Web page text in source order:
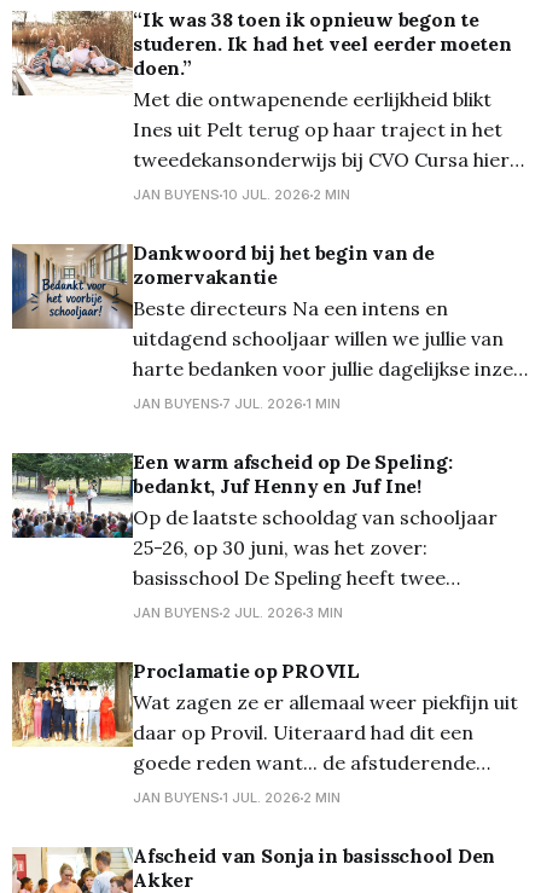
“Ik was 38 toen ik opnieuw begon te
studeren. Ik had het veel eerder moeten
doen.”
Met die ontwapenende eerlijkheid blikt
Ines uit Pelt terug op haar traject in het
tweedekansonderwijs bij CVO Cursa hier
in Lommel. Na een heupoperatie zat ze
invaliditeit, maar vooral: te ambitieus om
stil te blijven staan. “Ik wilde meer met
mijn leven dan thuis
JAN BUYENS 10 JUL. 2026 2 MIN
Dankwoord bij het begin van de
zomervakantie
Beste directeurs Na een intens en
uitdagend schooljaar willen we jullie van
harte bedanken voor jullie dagelijkse inzet,
professionaliteit en onvermoeibaar
elke dag talloze bordjes tegelijk in de
lucht. Jullie geven richting, ondersteunen
jullie teams, begeleiden leerlingen, lossen
problemen op en bouwen samen met alle
JAN BUYENS 7 JUL. 2026 1 MIN
Een warm afscheid op De Speling:
bedankt, Juf Henny en Juf Ine!
Op de laatste schooldag van schooljaar
25-26, op 30 juni, was het zover:
basisschool De Speling heeft twee
vertrouwde en onmisbare gezichten
baken sinds 2002, en Juf Ine, de warme
basis van de voor- en naschoolse opvang.
Beiden kunnen nu gaan genieten van een
JAN BUYENS 2 JUL. 2026 3 MIN
Proclamatie op PROVIL
Wat zagen ze er allemaal weer piekfijn uit
daar op Provil. Uiteraard had dit een
goede reden want... de afstuderende
leerlingen mochten hun diploma komen
JAN BUYENS 1 JUL. 2026 2 MIN
Afscheid van Sonja in basisschool Den
Akker